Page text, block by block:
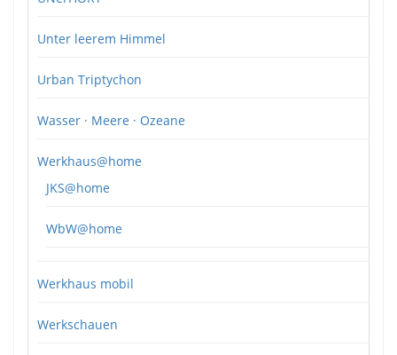
Unter leerem Himmel
Urban Triptychon
Wasser · Meere · Ozeane
Werkhaus@home
JKS@home
WbW@home
Werkhaus mobil
Werkschauen